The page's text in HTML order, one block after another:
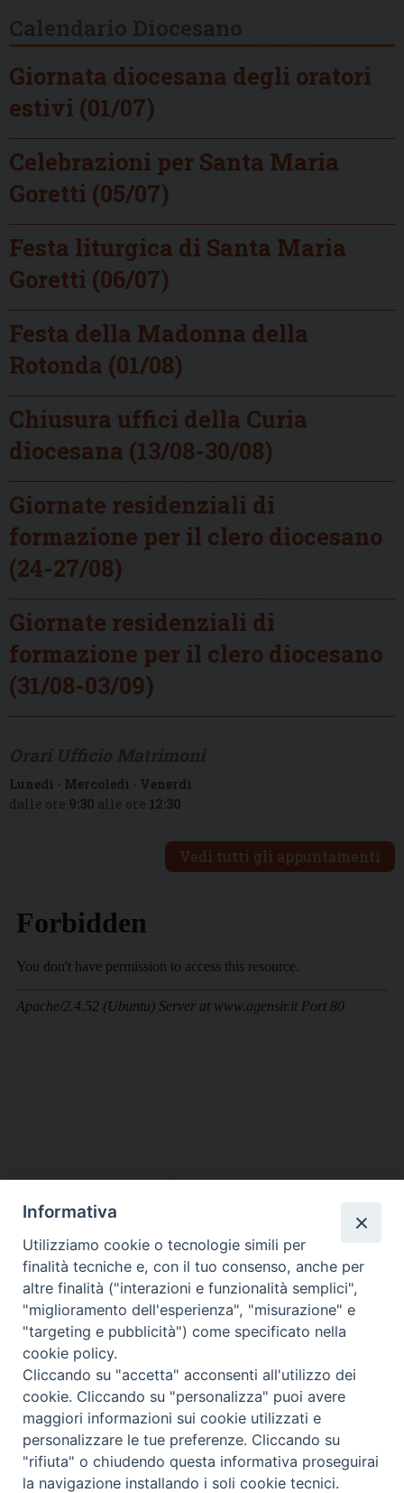
Giornata diocesana degli oratori
estivi (01/07)
Celebrazioni per Santa Maria
Goretti (05/07)
Festa liturgica di Santa Maria
Goretti (06/07)
Festa della Madonna della
Rotonda (01/08)
Chiusura uffici della Curia
diocesana (13/08-30/08)
Giornate residenziali di
formazione per il clero diocesano
(24-27/08)
Giornate residenziali di
formazione per il clero diocesano
(31/08-03/09)
Lunedì - Mercoledì - Venerdì
dalle ore 9:30 alle ore 12:30
Vedi tutti gli appuntamenti
DIOCESI SUBURBICARIA DI ALBANO
Contatti:Tel.: 06.93268401 - Fax.: 06.9323844
E-mail:curia@diocesidialbano.it
Orari: dal Lunedì al Venerdì Ore: 9:00 - 13:00
Lunedì, Mercoledì e Venerdì, Ore 9:30 - 12:30
Diocesi Suburbicaria di Albano
Copyright © 2021
Informativa
Utilizziamo cookie o tecnologie simili per
finalità tecniche e, con il tuo consenso, anche per
altre finalità ("interazioni e funzionalità semplici",
"miglioramento dell'esperienza", "misurazione" e
"targeting e pubblicità") come specificato nella
cookie policy.
Cliccando su "accetta" acconsenti all'utilizzo dei
cookie. Cliccando su "personalizza" puoi avere
maggiori informazioni sui cookie utilizzati e
personalizzare le tue preferenze. Cliccando su
"rifiuta" o chiudendo questa informativa proseguirai
la navigazione installando i soli cookie tecnici.